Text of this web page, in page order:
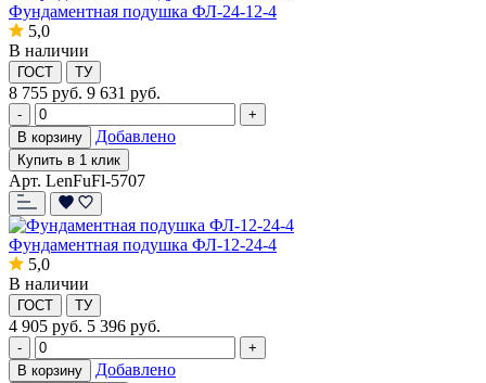
Фундаментная подушка ФЛ-24-12-4
5,0
В наличии
ГОСТ ТУ
8 755 руб. 9 631 руб.
-
+
В корзину
Добавлено
Купить в 1 клик
Арт. LenFuFl-5707
Фундаментная подушка ФЛ-12-24-4
5,0
В наличии
ГОСТ ТУ
4 905 руб. 5 396 руб.
-
+
В корзину
Добавлено